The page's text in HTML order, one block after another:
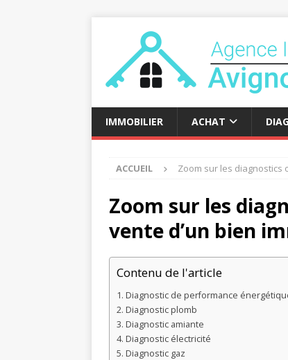
IMMOBILIER ACHAT
ACCUEIL Zoom sur les diagnostics
Zoom sur les
vente d’un bien
Contenu de l'article
Diagnostic de performance
Diagnostic plomb
Diagnostic amiante
Diagnostic électricité
Diagnostic gaz